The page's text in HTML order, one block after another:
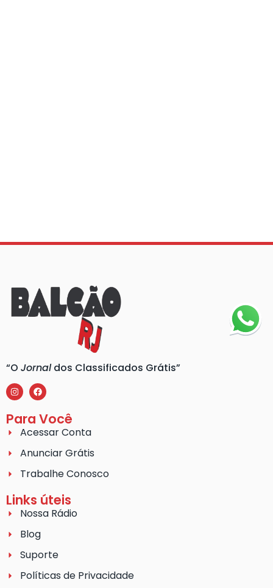
“O Jornaldos Classificados Grátis”
Para Você
Acessar Conta
Anunciar Grátis
Trabalhe Conosco
Links úteis
Nossa Rádio
Blog
Suporte
Políticas de Privacidade